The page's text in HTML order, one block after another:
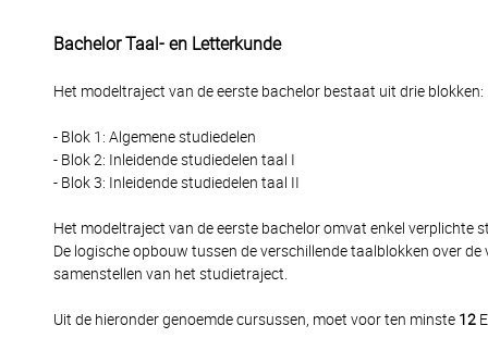
Bachelor Taal- en Letterkunde
Het modeltraject van de eerste bachelor bestaat uit drie blokken:
- Blok 1: Algemene studiedelen
- Blok 2: Inleidende studiedelen taal I
- Blok 3: Inleidende studiedelen taal II
Het modeltraject van de eerste bachelor omvat enkel verplichte
De logische opbouw tussen de verschillende taalblokken over
samenstellen van het studietraject.
Uit de hieronder genoemde cursussen, moet voor ten minste 12